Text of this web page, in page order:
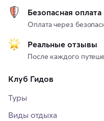
Безопасная оплата
Оплата через
Реальные отзывы
После каждого
Клуб Гидов
Туры
Виды отдыха